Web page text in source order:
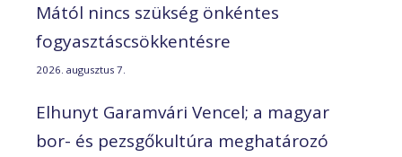
Mától nincs szükség önkéntes
fogyasztáscsökkentésre
2026. augusztus 7.
Elhunyt Garamvári Vencel; a magyar
bor- és pezsgőkultúra meghatározó